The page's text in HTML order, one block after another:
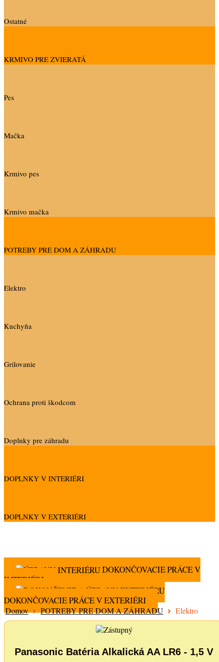
Ostatné
KRMIVO PRE ZVIERATÁ
Pes
Mačka
Krmivo pes
Krmivo mačka
POTREBY PRE DOM A ZÁHRADU
Elektro
Kuchyňa
Grilovanie
Ochrana proti škodcom
Doplnky pre záhradu
DOPLNKY V INTERIÉRI
DOPLNKY V EXTERIÉRI
DOKONČOVACIE PRÁCE V
INTERIÉRI
DOKONČOVACIE PRÁCE V EXTERIÉRI
Domov POTREBY PRE DOM A ZÁHRADU Elektro
Panasonic Batéria Alkalická AA LR6 - 1,5 V